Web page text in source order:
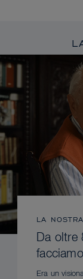
LA
Da oltre
Era un